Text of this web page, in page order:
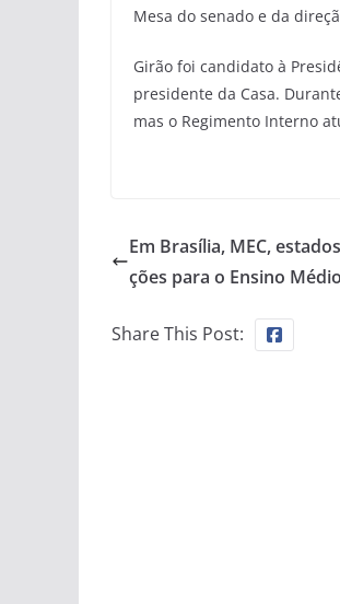
Mesa do senado e da
Girão foi candidato à
presidente da Casa.
mas o Regimento Interno
Em Brasília, MEC,
ções para o Ensino Médio
Share This Post: